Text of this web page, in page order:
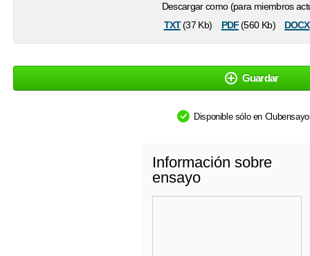
Descargar como (para miembros
txt(37 Kb) pdf(560 Kb) docx
Guardar
Disponible sólo en
Información sobre
ensayo